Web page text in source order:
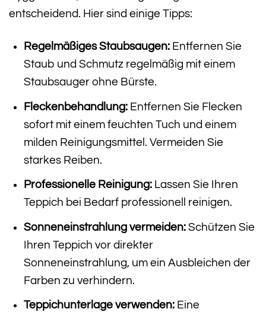
entscheidend. Hier sind einige Tipps:
Regelmäßiges Staubsaugen:Entfernen Sie
Staub und Schmutz regelmäßig mit einem
Staubsauger ohne Bürste.
Fleckenbehandlung:Entfernen Sie Flecken
sofort mit einem feuchten Tuch und einem
milden Reinigungsmittel. Vermeiden Sie
starkes Reiben.
Professionelle Reinigung:Lassen Sie Ihren
Teppich bei Bedarf professionell reinigen.
Sonneneinstrahlung vermeiden:Schützen Sie
Ihren Teppich vor direkter
Sonneneinstrahlung, um ein Ausbleichen der
Farben zu verhindern.
Teppichunterlage verwenden:Eine